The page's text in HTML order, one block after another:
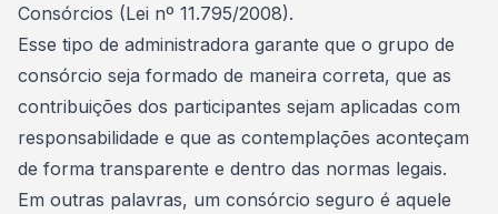
Consórcios (Lei nº 11.795/2008).
Esse tipo de administradora garante que o grupo de
consórcio seja formado de maneira correta, que as
contribuições dos participantes sejam aplicadas com
responsabilidade e que as contemplações aconteçam
de forma transparente e dentro das normas legais.
Em outras palavras, um consórcio seguro é aquele